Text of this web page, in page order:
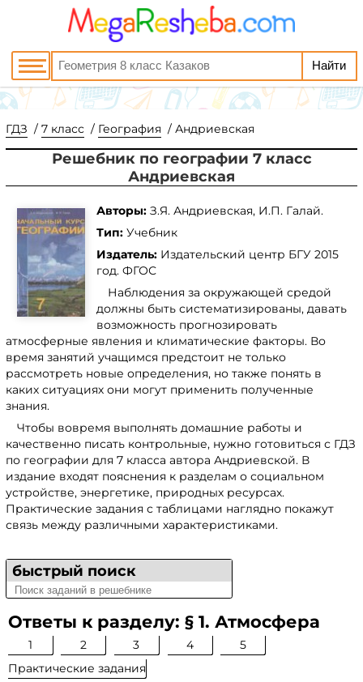
ГДЗ 7 класс География Андриевская
Решебник по географии 7 класс
Андриевская
Авторы: З.Я. Андриевская, И.П. Галай.
Тип: Учебник
Издатель: Издательский центр БГУ 2015
год. ФГОС
Наблюдения за окружающей средой
должны быть систематизированы, давать
возможность прогнозировать
атмосферные явления и климатические факторы. Во
время занятий учащимся предстоит не только
рассмотреть новые определения, но также понять в
каких ситуациях они могут применить полученные
знания.
Чтобы вовремя выполнять домашние работы и
качественно писать контрольные, нужно готовиться с ГДЗ
по географии для 7 класса автора Андриевской. В
издание входят пояснения к разделам о социальном
устройстве, энергетике, природных ресурсах.
Практические задания с таблицами наглядно покажут
связь между различными характеристиками.
быстрый поиск
Ответы к разделу: § 1. Атмосфера
1 2 3 4
5
Практические задания